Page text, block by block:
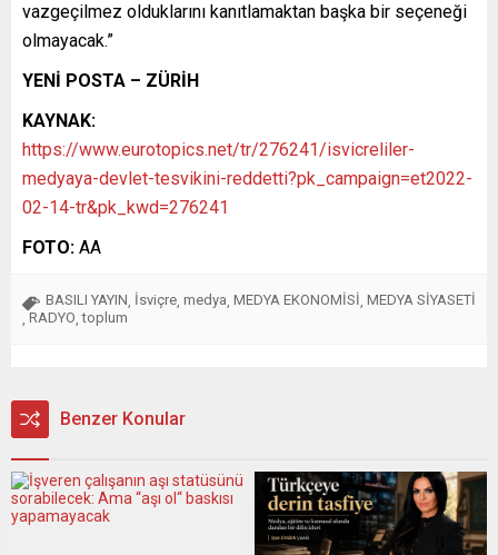
vazgeçilmez olduklarını kanıtlamaktan başka bir seçeneği
olmayacak.”
YENİ POSTA – ZÜRİH
KAYNAK:
https://www.eurotopics.net/tr/276241/isvicreliler-
medyaya-devlet-tesvikini-reddetti?pk_campaign=et2022-
02-14-tr&pk_kwd=276241
FOTO: AA
BASILI YAYIN İsviçre medya MEDYA EKONOMİSİ MEDYA SİYASETİ
RADYO ,toplum
Benzer Konular